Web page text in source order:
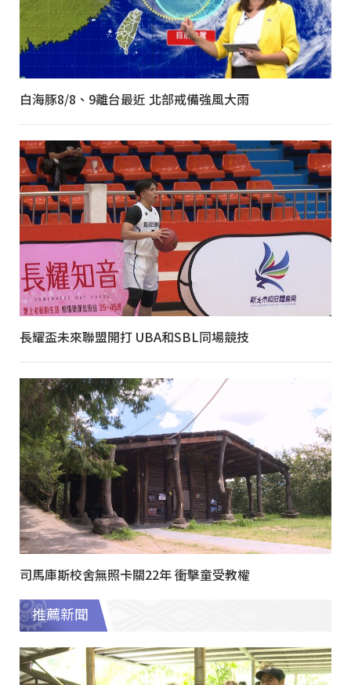
白海豚8/8、9離台最近 北部戒備強風大雨
長耀盃未來聯盟開打 UBA和SBL同場競技
司馬庫斯校舍無照卡關22年 衝擊童受教權
推薦新聞